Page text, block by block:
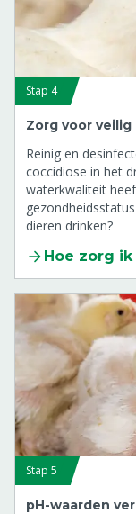
Stap 4
Zorg voor
Reinig en
coccidiose in het
waterkwaliteit
dieren drinken?
Hoe zorg
Stap 5
pH-waarden